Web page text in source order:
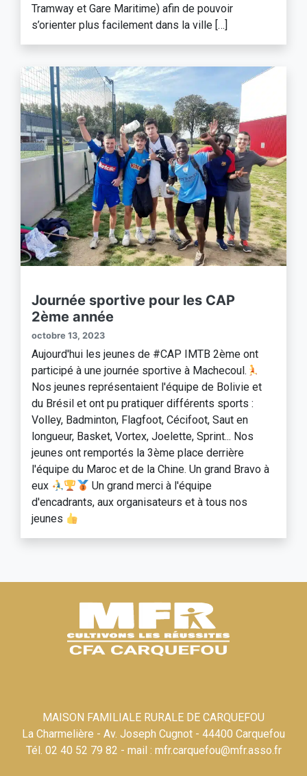
Tramway et Gare Maritime) afin de pouvoir
s’orienter plus facilement dans la ville […]
Journée sportive pour les CAP
2ème année
octobre 13, 2023
Aujourd'hui les jeunes de #CAP IMTB 2ème ont
participé à une journée sportive à Machecoul.
Nos jeunes représentaient l'équipe de Bolivie et
du Brésil et ont pu pratiquer différents sports :
Volley, Badminton, Flagfoot, Cécifoot, Saut en
longueur, Basket, Vortex, Joelette, Sprint... Nos
jeunes ont remportés la 3ème place derrière
l'équipe du Maroc et de la Chine. Un grand Bravo à
eux
Un grand merci à l'équipe
d'encadrants, aux organisateurs et à tous nos
jeunes
MAISON FAMILIALE RURALE DE CARQUEFOU
La Charmelière - Av. Joseph Cugnot - 44400 Carquefou
Tél. 02 40 52 79 82 - mail : mfr.carquefou@mfr.asso.fr